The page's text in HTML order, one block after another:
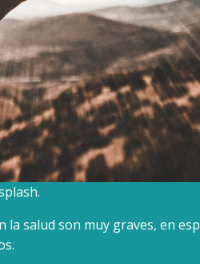
la salud son muy graves, en